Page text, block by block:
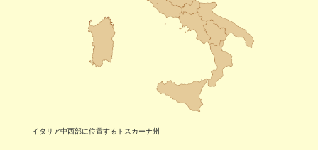
イタリア中西部に位置するトスカーナ州